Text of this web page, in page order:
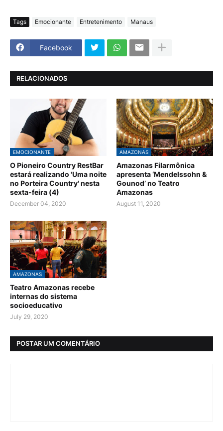
Tags Emocionante Entretenimento Manaus
Facebook
RELACIONADOS
EMOCIONANTE
O Pioneiro Country RestBar
estará realizando 'Uma noite
no Porteira Country' nesta
sexta-feira (4)
December 04, 2020
AMAZONAS
Amazonas Filarmônica
apresenta ‘Mendelssohn &
Gounod’ no Teatro
Amazonas
August 11, 2020
AMAZONAS
Teatro Amazonas recebe
internas do sistema
socioeducativo
July 29, 2020
POSTAR UM COMENTÁRIO